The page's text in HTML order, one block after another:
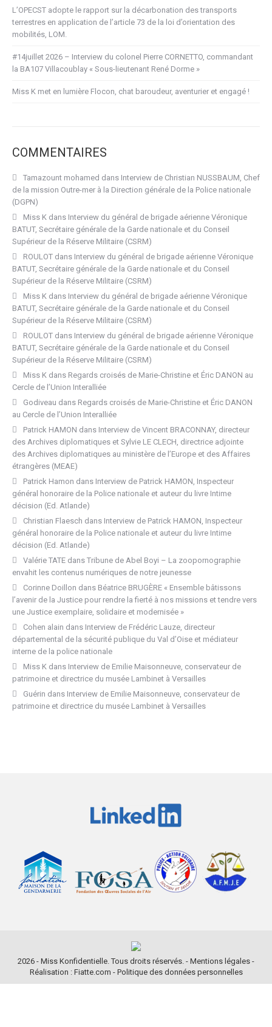
L’OPECST adopte le rapport sur la décarbonation des transports
terrestres en application de l’article 73 de la loi d’orientation des
mobilités, LOM.
#14juillet 2026 – Interview du colonel Pierre CORNETTO, commandant
la BA107 Villacoublay « Sous-lieutenant René Dorme »
Miss K met en lumière Flocon, chat baroudeur, aventurier et engagé !
COMMENTAIRES
Tamazount mohamed dans Interview de Christian NUSSBAUM, Chef
de la mission Outre-mer à la Direction générale de la Police nationale
(DGPN)
Miss K dans Interview du général de brigade aérienne Véronique
BATUT, Secrétaire générale de la Garde nationale et du Conseil
Supérieur de la Réserve Militaire (CSRM)
ROULOT dans Interview du général de brigade aérienne Véronique
BATUT, Secrétaire générale de la Garde nationale et du Conseil
Supérieur de la Réserve Militaire (CSRM)
Miss K dans Interview du général de brigade aérienne Véronique
BATUT, Secrétaire générale de la Garde nationale et du Conseil
Supérieur de la Réserve Militaire (CSRM)
ROULOT dans Interview du général de brigade aérienne Véronique
BATUT, Secrétaire générale de la Garde nationale et du Conseil
Supérieur de la Réserve Militaire (CSRM)
Miss K dans Regards croisés de Marie-Christine et Éric DANON au
Cercle de l’Union Interalliée
Godiveau dans Regards croisés de Marie-Christine et Éric DANON
au Cercle de l’Union Interalliée
Patrick HAMON dans Interview de Vincent BRACONNAY, directeur
des Archives diplomatiques et Sylvie LE CLECH, directrice adjointe
des Archives diplomatiques au ministère de l’Europe et des Affaires
étrangères (MEAE)
Patrick Hamon dans Interview de Patrick HAMON, Inspecteur
général honoraire de la Police nationale et auteur du livre Intime
décision (Ed. Atlande)
Christian Flaesch dans Interview de Patrick HAMON, Inspecteur
général honoraire de la Police nationale et auteur du livre Intime
décision (Ed. Atlande)
Valérie TATE dans Tribune de Abel Boyi – La zoopornographie
envahit les contenus numériques de notre jeunesse
Corinne Doillon dans Béatrice BRUGÈRE « Ensemble bâtissons
l’avenir de la Justice pour rendre la fierté à nos missions et tendre vers
une Justice exemplaire, solidaire et modernisée »
Cohen alain dans Interview de Frédéric Lauze, directeur
départemental de la sécurité publique du Val d’Oise et médiateur
interne de la police nationale
Miss K dans Interview de Emilie Maisonneuve, conservateur de
patrimoine et directrice du musée Lambinet à Versailles
Guérin dans Interview de Emilie Maisonneuve, conservateur de
patrimoine et directrice du musée Lambinet à Versailles
2026 - Miss Konfidentielle. Tous droits réservés. - Mentions légales -
Réalisation : Fiatte.com - Politique des données personnelles